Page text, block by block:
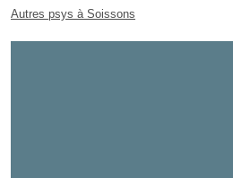
Autres psys à Soissons